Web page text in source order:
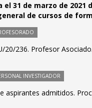
31 de marzo de 2021
de cursos de
20/236. Profesor
INVESTIGADOR
aspirantes admitidos.